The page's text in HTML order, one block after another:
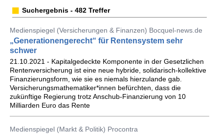
Suchergebnis - 482 Treffer
Medienspiegel (Versicherungen & Finanzen) Bocquel-news.de
„Generationengerecht“ für Rentensystem sehr
schwer
21.10.2021 - Kapitalgedeckte Komponente in der Gesetzlichen
Rentenversicherung ist eine neue hybride, solidarisch-kollektive
Finanzierungsform, wie sie es niemals hierzulande gab.
Versicherungsmathematiker*innen befürchten, dass die
zukünftige Regierung trotz Anschub-Finanzierung von 10
Milliarden Euro das Rente
Medienspiegel (Markt & Politik) Procontra